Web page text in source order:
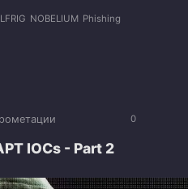
NOBELIUM Phishing
0
IOCs - Part 2